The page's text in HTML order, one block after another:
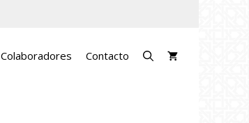
Colaboradores Contacto